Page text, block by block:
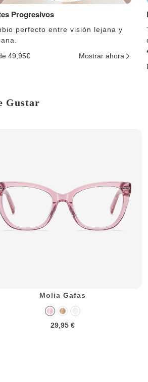
Progresivos
perfecto entre visión lejana y
49,95€
Mostrar ahora
Gustar
Molia Gafas
29,95 €